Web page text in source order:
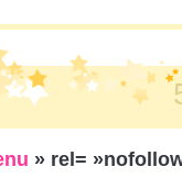
» rel=